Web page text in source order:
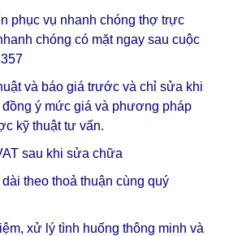
phục vụ nhanh chóng thợ trực
chóng có mặt ngay sau cuộc
và báo giá trước và chỉ sửa khi
đồng ý mức giá và phương pháp
kỹ thuật tư vấn.
sau khi sửa chữa
theo thoả thuận cùng quý
xử lý tình huống thông minh và